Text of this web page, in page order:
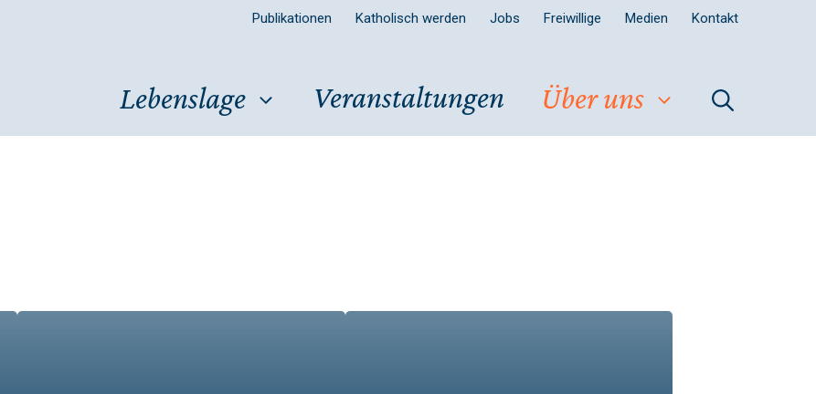
Publikationen Katholisch werden Jobs Freiwillige Medien Kontakt
Lebenslage Veranstaltungen Über uns